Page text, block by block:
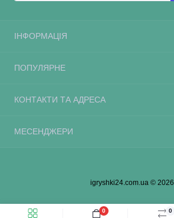
0
0
ІНФОРМАЦІЯ
ПОПУЛЯРНЕ
КОНТАКТИ ТА АДРЕСА
МЕСЕНДЖЕРИ
igryshki24.com.ua © 2026